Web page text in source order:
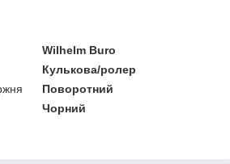
Wilhelm Buro
Кулькова/ролер
Поворотний
Чорний